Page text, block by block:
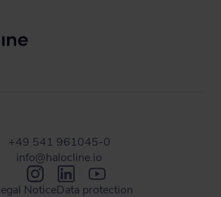
+49 541 961045-0
info@halocline.io
NoticeData protection